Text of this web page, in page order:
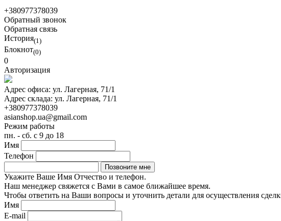
+380977378039
Обратный звонок
Обратная связь
История(1)
Блокнот(0)
0
Авторизация
Адрес офиса: ул. Лагерная, 71/1
Адрес склада: ул. Лагерная, 71/1
+380977378039
asianshop.ua@gmail.com
Режим работы
пн. - сб. с 9 до 18
Имя
Телефон
Укажите Ваше Имя Отчество и телефон.
Наш менеджер свяжется с Вами в самое ближайшее время.
Чтобы ответить на Ваши вопросы и уточнить детали для осуществления
Имя
E-mail